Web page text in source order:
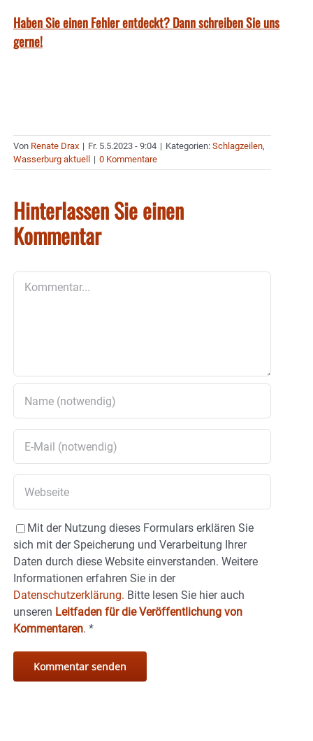
Haben Sie einen Fehler entdeckt? Dann schreiben Sie uns
gerne!
Von Renate Drax | Fr. 5.5.2023 - 9:04 | Kategorien: Schlagzeilen,
Wasserburg aktuell
| 0 Kommentare
Hinterlassen Sie einen
Kommentar
Mit der Nutzung dieses Formulars erklären Sie
sich mit der Speicherung und Verarbeitung Ihrer
Daten durch diese Website einverstanden. Weitere
Informationen erfahren Sie in der
Datenschutzerklärung. Bitte lesen Sie hier auch
unseren Leitfaden für die Veröffentlichung von
Kommentaren. *